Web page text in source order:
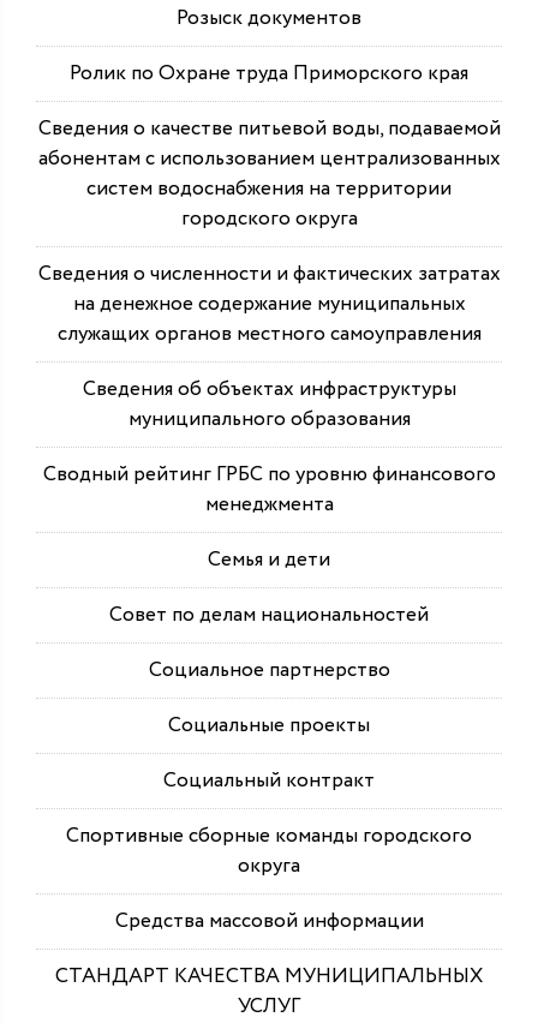
Розыск документов
Ролик по Охране труда Приморского края
Сведения о качестве питьевой воды, подаваемой
абонентам с использованием централизованных
систем водоснабжения на территории
городского округа
Сведения о численности и фактических затратах
на денежное содержание муниципальных
служащих органов местного самоуправления
Сведения об объектах инфраструктуры
муниципального образования
Сводный рейтинг ГРБС по уровню финансового
менеджмента
Семья и дети
Совет по делам национальностей
Социальное партнерство
Социальные проекты
Социальный контракт
Спортивные сборные команды городского
округа
Средства массовой информации
СТАНДАРТ КАЧЕСТВА МУНИЦИПАЛЬНЫХ
УСЛУГ